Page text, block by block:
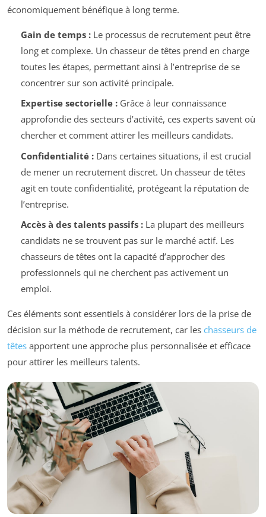
économiquement bénéfique à long terme.
Gain de temps :Le processus de recrutement peut être
long et complexe. Un chasseur de têtes prend en charge
toutes les étapes, permettant ainsi à l’entreprise de se
concentrer sur son activité principale.
Expertise sectorielle :Grâce à leur connaissance
approfondie des secteurs d’activité, ces experts savent où
chercher et comment attirer les meilleurs candidats.
Confidentialité :Dans certaines situations, il est crucial
de mener un recrutement discret. Un chasseur de têtes
agit en toute confidentialité, protégeant la réputation de
l’entreprise.
Accès à des talents passifs :La plupart des meilleurs
candidats ne se trouvent pas sur le marché actif. Les
chasseurs de têtes ont la capacité d’approcher des
professionnels qui ne cherchent pas activement un
emploi.
Ces éléments sont essentiels à considérer lors de la prise de
décision sur la méthode de recrutement, car les chasseurs de
têtes apportent une approche plus personnalisée et efficace
pour attirer les meilleurs talents.